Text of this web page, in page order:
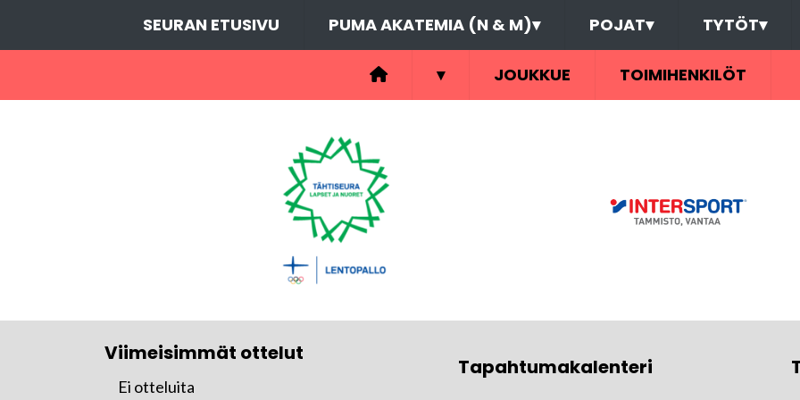
SEURAN ETUSIVU PUMA AKATEMIA (N & M)▾ POJAT▾ TYTÖT▾
▾ JOUKKUE TOIMIHENKILÖT
Viimeisimmät ottelut
Ei otteluita
Tapahtumakalenteri